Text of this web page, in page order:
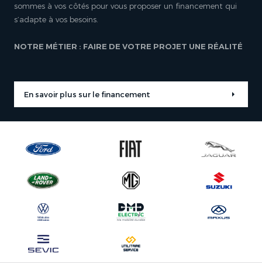
sommes à vos côtés pour vous proposer un financement qui
s’adapte à vos besoins.
NOTRE MÉTIER : FAIRE DE VOTRE PROJET UNE RÉALITÉ
En savoir plus sur le financement